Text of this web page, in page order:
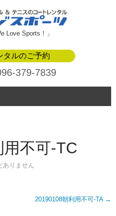
Love Sports！」
タルのご予約
379-7839
不可-TC
ありません
20190108朝利用不可-TA →